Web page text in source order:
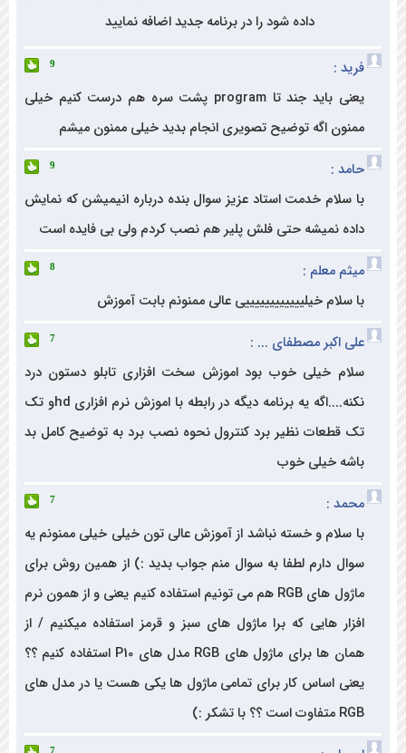
داده شود را در برنامه جدید اضافه نمایید
یعنی باید جند تا program پشت سره هم درست کنیم خیلی
اگه توضیح تصویری انجام بدید خیلی ممنون میشم
خدمت استاد عزیز سوال بنده درباره انیمیشن که نمایش
نمیشه حتی فلش پلیر هم نصب کردم ولی بی فایده است
معلم :
خیلییییییییییییی عالی ممنونم بابت آموزش
اکبر مصطفای ... :
خیلی خوب بود اموزش سخت افزاری تابلو دستون درد
نکنه....اگه یه برنامه دیگه در رابطه با اموزش نرم افزاری hdو تک
نظیر برد کنترول نحوه نصب برد به توضیح کامل بد
خیلی خوب
و خسته نباشد از آموزش عالی تون خیلی خیلی ممنونم یه
دارم لطفا به سوال منم جواب بدید :) از همین روش برای
ماژول های RGB هم می تونیم استفاده کنیم یعنی و از همون نرم
هایی که برا ماژول های سبز و قرمز استفاده میکنیم / از
همان ها برای ماژول های RGB مدل های P10 استفاده کنیم ؟؟
اساس کار برای تمامی ماژول ها یکی هست یا در مدل های